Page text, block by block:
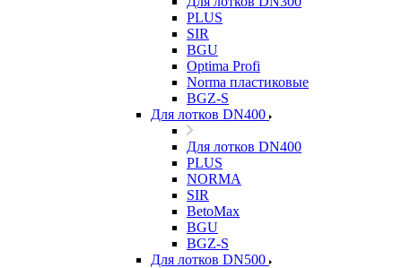
PLUS
SIR
BGU
Optima Profi
Norma пластиковые
BGZ-S
Для лотков DN400
Для лотков DN400
PLUS
NORMA
SIR
BetoMax
BGU
BGZ-S
Для лотков DN500